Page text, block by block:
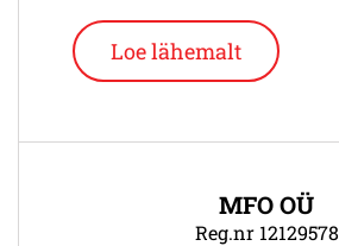
Loe lähemalt
MFO OÜ
Reg.nr 12129578